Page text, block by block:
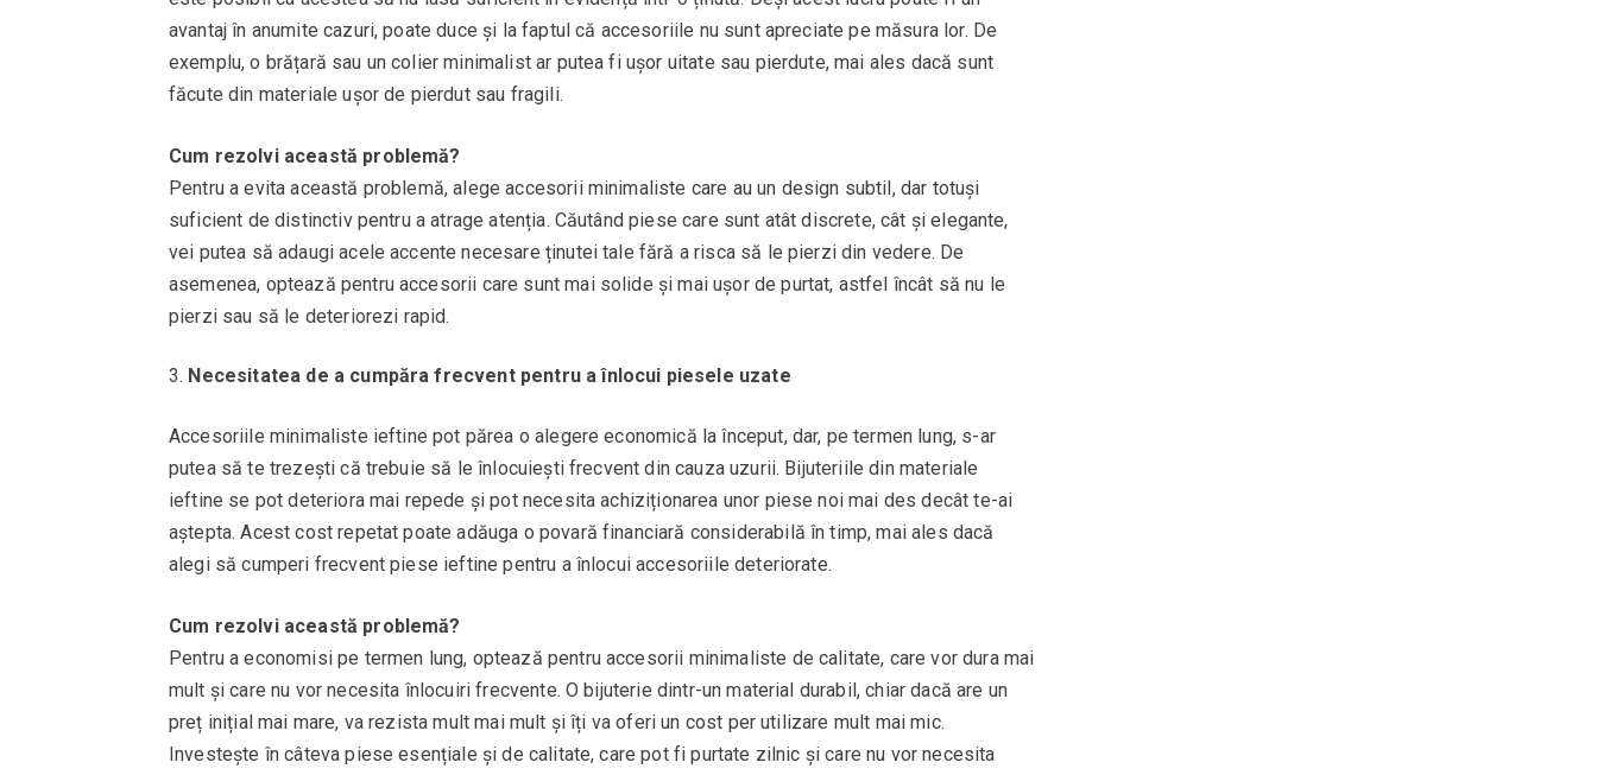
avantaj în anumite cazuri, poate duce și la faptul că accesoriile nu sunt apreciate pe măsura lor. De
exemplu, o brățară sau un colier minimalist ar putea fi ușor uitate sau pierdute, mai ales dacă sunt
făcute din materiale ușor de pierdut sau fragili.
Cum rezolvi această problemă?
Pentru a evita această problemă, alege accesorii minimaliste care au un design subtil, dar totuși
suficient de distinctiv pentru a atrage atenția. Căutând piese care sunt atât discrete, cât și elegante,
vei putea să adaugi acele accente necesare ținutei tale fără a risca să le pierzi din vedere. De
asemenea, optează pentru accesorii care sunt mai solide și mai ușor de purtat, astfel încât să nu le
pierzi sau să le deteriorezi rapid.
Necesitatea de a cumpăra frecvent pentru a înlocui piesele uzate
Accesoriile minimaliste ieftine pot părea o alegere economică la început, dar, pe termen lung, s-ar
putea să te trezești că trebuie să le înlocuiești frecvent din cauza uzurii. Bijuteriile din materiale
ieftine se pot deteriora mai repede și pot necesita achiziționarea unor piese noi mai des decât te-ai
aștepta. Acest cost repetat poate adăuga o povară financiară considerabilă în timp, mai ales dacă
alegi să cumperi frecvent piese ieftine pentru a înlocui accesoriile deteriorate.
Cum rezolvi această problemă?
Pentru a economisi pe termen lung, optează pentru accesorii minimaliste de calitate, care vor dura mai
mult și care nu vor necesita înlocuiri frecvente. O bijuterie dintr-un material durabil, chiar dacă are un
preț inițial mai mare, va rezista mult mai mult și îți va oferi un cost per utilizare mult mai mic.
Investește în câteva piese esențiale și de calitate, care pot fi purtate zilnic și care nu vor necesita